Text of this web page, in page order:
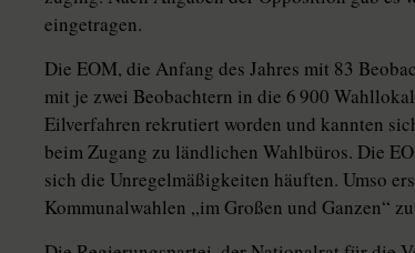
eingetragen.
Die EOM, die Anfang des Jahres mit 83
mit je zwei Beobachtern in die 6 900
Eilverfahren rekrutiert worden und kannten
beim Zugang zu ländlichen Wahlbüros. Die
sich die Unregelmäßigkeiten häuften. Umso
Kommunalwahlen „im Großen und Ganzen“